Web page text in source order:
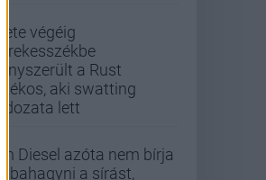
Élete végéig
kerekesszékbe
kényszerült a Rust
játékos, aki swatting
áldozata lett
Vin Diesel azóta nem bírja
abbahagyni a sírást,